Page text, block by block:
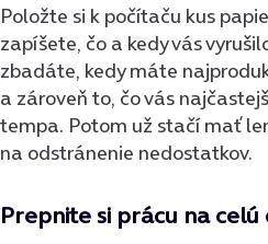
Položte si k počítaču kus
zapíšete, čo a kedy vás
zbadáte, kedy máte
a zároveň to, čo vás
tempa. Potom už stačí mať
na odstránenie nedostatkov.
Prepnite si prácu na